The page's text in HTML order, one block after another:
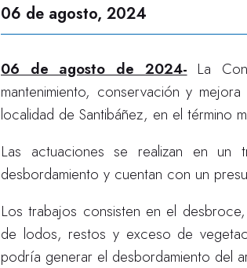
06 de agosto, 2024
06 de agosto de 2024- La
mantenimiento, conservación y
localidad de Santibáñez, en el término
Las actuaciones se realizan en
desbordamiento y cuentan con un
Los trabajos consisten en el
de lodos, restos y exceso de
podría generar el desbordamiento del